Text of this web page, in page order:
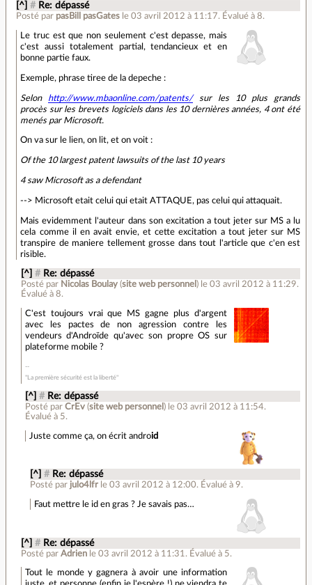
[^] # Re: dépassé
Posté par pasBill pasGates le 03 avril 2012 à 11:17. Évalué à8.
Le truc est que non seulement c'est depasse, mais
c'est aussi totalement partial, tendancieux et en
bonne partie faux.
Exemple, phrase tiree de la depeche :
Selon http://www.mbaonline.com/patents/sur les 10 plus grands
procès sur les brevets logiciels dans les 10 dernières années, 4 ont été
menés par Microsoft.
On va sur le lien, on lit, et on voit :
Of the 10 largest patent lawsuits of the last 10 years
4 saw Microsoft as a defendant
--> Microsoft etait celui qui etait ATTAQUE, pas celui qui attaquait.
Mais evidemment l'auteur dans son excitation a tout jeter sur MS a lu
cela comme il en avait envie, et cette excitation a tout jeter sur MS
transpire de maniere tellement grosse dans tout l'article que c'en est
risible.
[^] # Re: dépassé
Posté par Nicolas Boulay(site web personnel ) le 03 avril 2012 à 11:29.
Évalué à 8.
C'est toujours vrai que MS gagne plus d'argent
avec les pactes de non agression contre les
vendeurs d'Androïde qu'avec son propre OS sur
plateforme mobile ?
"La première sécurité est la liberté"
[^] # Re: dépassé
Posté parCrEv (site web personnel ) le 03 avril 2012 à 11:54.
Évalué à 5.
Juste comme ça, on écrit android
[^] # Re: dépassé
Posté par julo4lfr le 03 avril 2012 à 12:00. Évalué à 9.
Faut mettre le id en gras ? Je savais pas…
[^] # Re: dépassé
Posté par Adrien le 03 avril 2012 à 11:31 . Évalué à 5.
Tout le monde y gagnera à avoir une information